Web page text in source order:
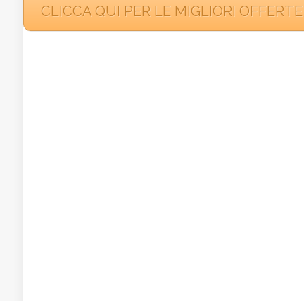
CLICCA QUI PER LE MIGLIORI OFFERTE